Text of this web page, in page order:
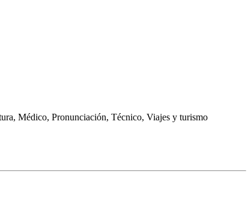
Médico, Pronunciación, Técnico, Viajes y turismo